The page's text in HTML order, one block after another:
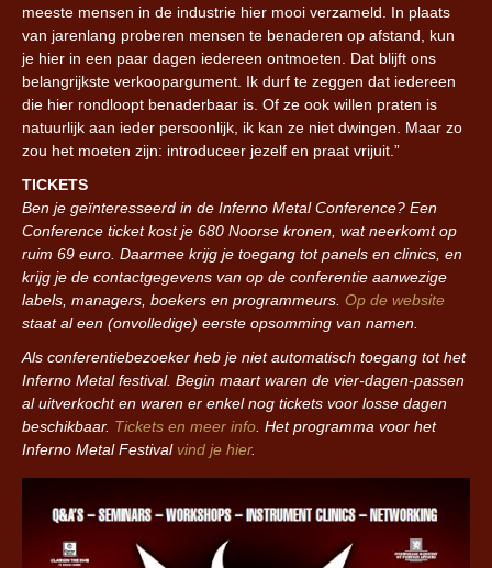
meeste mensen in de industrie hier mooi verzameld. In plaats
van jarenlang proberen mensen te benaderen op afstand, kun
je hier in een paar dagen iedereen ontmoeten. Dat blijft ons
belangrijkste verkoopargument. Ik durf te zeggen dat iedereen
die hier rondloopt benaderbaar is. Of ze ook willen praten is
natuurlijk aan ieder persoonlijk, ik kan ze niet dwingen. Maar zo
zou het moeten zijn: introduceer jezelf en praat vrijuit.”
TICKETS
Ben je geïnteresseerd in de Inferno Metal Conference? Een
Conference ticket kost je 680 Noorse kronen, wat neerkomt op
ruim 69 euro. Daarmee krijg je toegang tot panels en clinics, en
krijg je de contactgegevens van op de conferentie aanwezige
labels, managers, boekers en programmeurs. Op de website
staat al een (onvolledige) eerste opsomming van namen.
Als conferentiebezoeker heb je niet automatisch toegang tot het
Inferno Metal festival. Begin maart waren de vier-dagen-passen
al uitverkocht en waren er enkel nog tickets voor losse dagen
beschikbaar. Tickets en meer info . Het programma voor het
Inferno Metal Festival vind je hier.